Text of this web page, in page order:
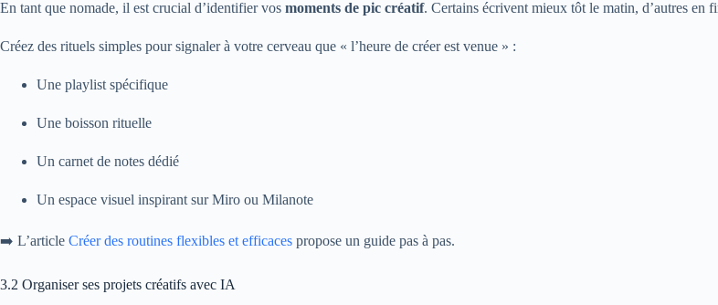
En tant que nomade, il est crucial d’identifier vos moments de pic créatif. Certains écrivent mieux tôt le matin, d’autres en
Créez des rituels simples pour signaler à votre cerveau que « l’heure de créer est venue » :
Une playlist spécifique
Une boisson rituelle
Un carnet de notes dédié
Un espace visuel inspirant sur Miro ou Milanote
➡️ L’article Créer des routines flexibles et efficaces propose un guide pas à pas.
3.2 Organiser ses projets créatifs avec IA